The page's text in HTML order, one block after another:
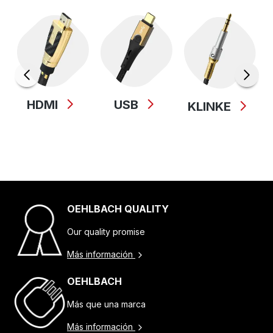
HDMI USB KLINKE
OEHLBACH QUALITY
Our quality promise
Más información
OEHLBACH
Más que una marca
Más información